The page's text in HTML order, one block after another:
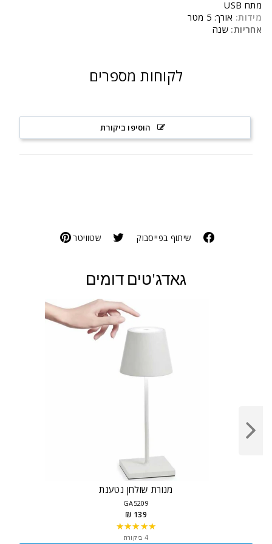
מתח USB
מידות: אורך: 5 מטר
אחריות: שנה
לקוחות מספרים
הוסיפו ביקורת
שיתוף בפייסבוק שטוויטר
גאדג'טים דומים
מנורת שולחן נטענת
GA5209
139 ₪
★★★★★
4 ביקורת